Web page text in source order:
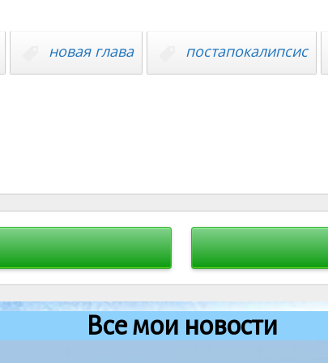
новая глава постапокалипсис
Все мои новости